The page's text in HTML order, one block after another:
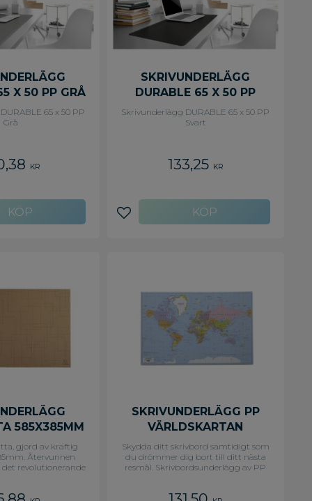
X 50 PP GRÅ
65 x 50 PP
Grå
KR
SKRIVUNDERLÄGG
DURABLE 65 X 50 PP
SVART
Skrivunderlägg DURABLE 65 x 50 PP
Svart
133,25 KR
Lägg till i favoriter
585X385MM
gjord av kraftig
Återvunnen
revolutionerande
Produkterna i
SKRIVUNDERLÄGG PP
VÄRLDSKARTAN
585X385M
Skydda ditt skrivbord samtidigt som
du drömmer dig bort till ditt nästa
resmål. Skrivbordsunderlägg av PP